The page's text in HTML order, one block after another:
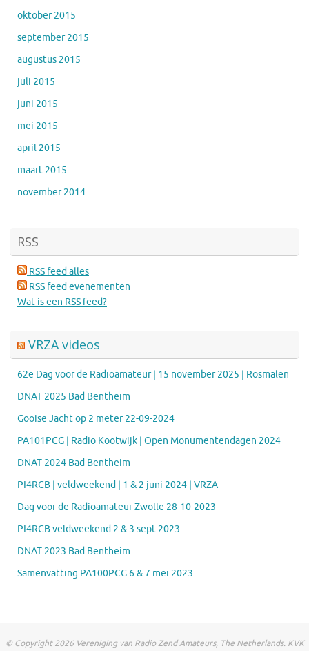
oktober 2015
september 2015
augustus 2015
juli 2015
juni 2015
mei 2015
april 2015
maart 2015
november 2014
RSS
RSS feed alles
RSS feed evenementen
Wat is een RSS feed?
VRZA videos
62e Dag voor de Radioamateur | 15 november 2025 | Rosmalen
DNAT 2025 Bad Bentheim
Gooise Jacht op 2 meter 22-09-2024
PA101PCG | Radio Kootwijk | Open Monumentendagen 2024
DNAT 2024 Bad Bentheim
PI4RCB | veldweekend | 1 & 2 juni 2024 | VRZA
Dag voor de Radioamateur Zwolle 28-10-2023
PI4RCB veldweekend 2 & 3 sept 2023
DNAT 2023 Bad Bentheim
Samenvatting PA100PCG 6 & 7 mei 2023
© Copyright 2026 Vereniging van Radio Zend Amateurs, The Netherlands. KVK